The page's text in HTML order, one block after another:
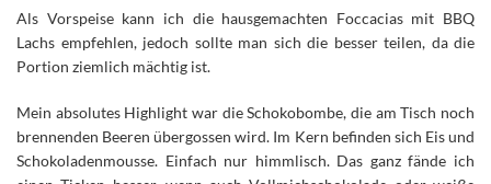
Als Vorspeise kann ich die hausgemachten Foccacias mit BBQ
Lachs empfehlen, jedoch sollte man sich die besser teilen, da die
Portion ziemlich mächtig ist.
Mein absolutes Highlight war die Schokobombe, die am Tisch noch
brennenden Beeren übergossen wird. Im Kern befinden sich Eis und
Schokoladenmousse. Einfach nur himmlisch. Das ganz fände ich